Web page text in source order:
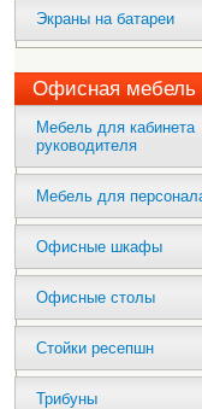
Экраны на батареи
Офисная мебель
Мебель для кабинета
руководителя
Мебель для
Офисные шкафы
Офисные столы
Стойки ресепшн
Трибуны